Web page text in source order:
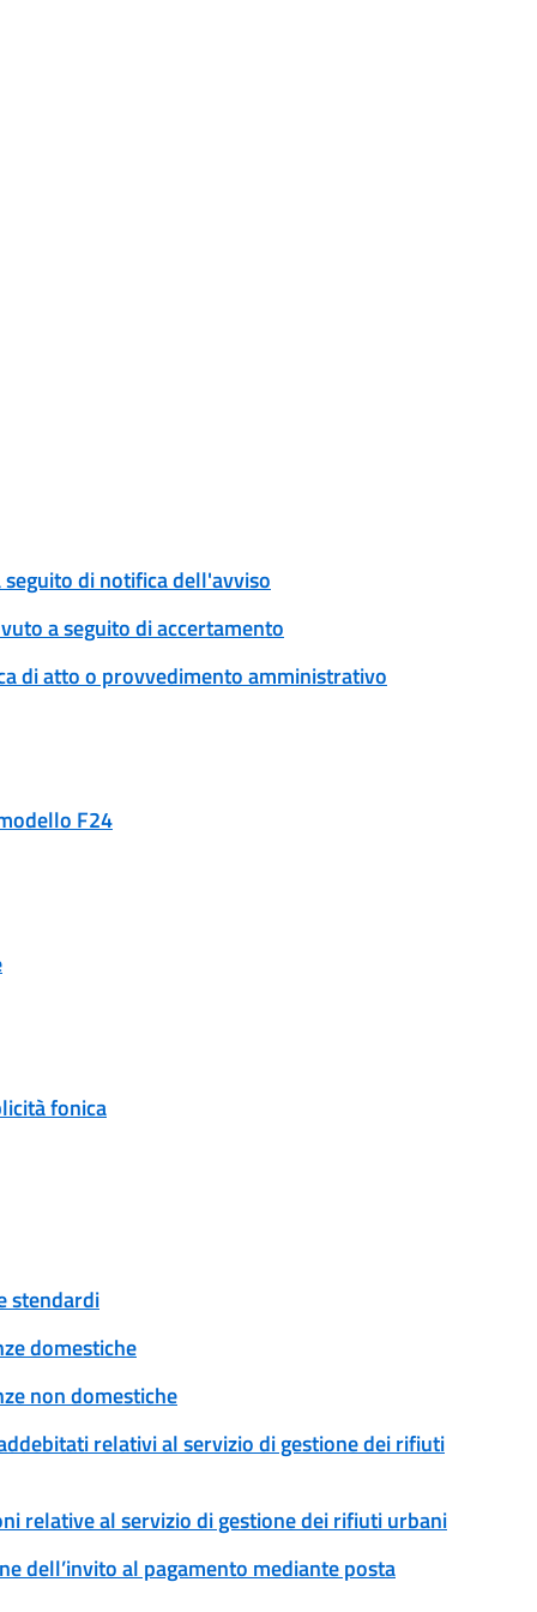
di notifica dell'avviso
a seguito di accertamento
di atto o provvedimento amministrativo
F24
fonica
stendardi
domestiche
non domestiche
relativi al servizio di gestione dei rifiuti
relative al servizio di gestione dei rifiuti urbani
dell’invito al pagamento mediante posta